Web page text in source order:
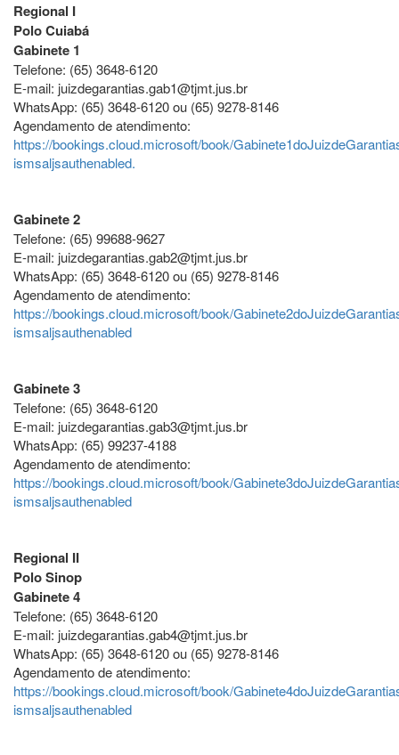
Regional I
Polo Cuiabá
Gabinete 1
Telefone: (65) 3648-6120
E-mail: juizdegarantias.gab1@tjmt.jus.br
WhatsApp: (65) 3648-6120 ou (65) 9278-8146
Agendamento de atendimento:
https://bookings.cloud.microsoft/book/
ismsaljsauthenabled.
Gabinete 2
Telefone: (65) 99688-9627
E-mail: juizdegarantias.gab2@tjmt.jus.br
WhatsApp: (65) 3648-6120 ou (65) 9278-8146
Agendamento de atendimento:
https://bookings.cloud.microsoft/book/
ismsaljsauthenabled
Gabinete 3
Telefone: (65) 3648-6120
E-mail: juizdegarantias.gab3@tjmt.jus.br
WhatsApp: (65) 99237-4188
Agendamento de atendimento:
https://bookings.cloud.microsoft/book/
ismsaljsauthenabled
Regional II
Polo Sinop
Gabinete 4
Telefone: (65) 3648-6120
E-mail: juizdegarantias.gab4@tjmt.jus.br
WhatsApp: (65) 3648-6120 ou (65) 9278-8146
Agendamento de atendimento:
https://bookings.cloud.microsoft/book/
ismsaljsauthenabled